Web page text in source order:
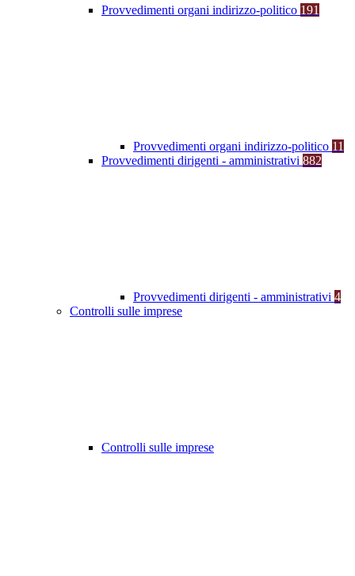
Provvedimenti organi indirizzo-politico 191
Provvedimenti organi indirizzo-politico 11
Provvedimenti dirigenti - amministrativi 882
Provvedimenti dirigenti - amministrativi 4
Controlli sulle imprese
Controlli sulle imprese